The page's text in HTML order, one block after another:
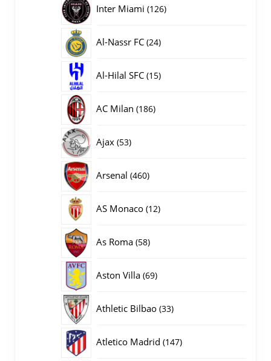
Inter Miami 126126
Al-Nassr FC 2424
Al-Hilal SFC 1515
AC Milan 186186
Ajax 5353
Arsenal 460460
AS Monaco 1212
As Roma 5858
Aston Villa 6969
Athletic Bilbao 3333
Atletico Madrid 147147